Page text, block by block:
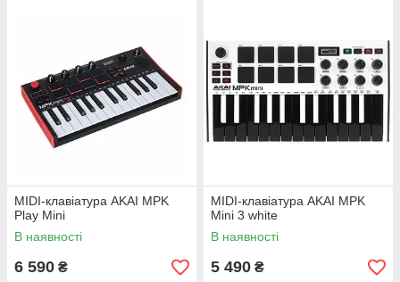
MIDI-клавіатура AKAI MPK
Play Mini
В наявності
6 590 ₴
MIDI-клавіатура AKAI MPK
Mini 3 white
В наявності
5 490 ₴